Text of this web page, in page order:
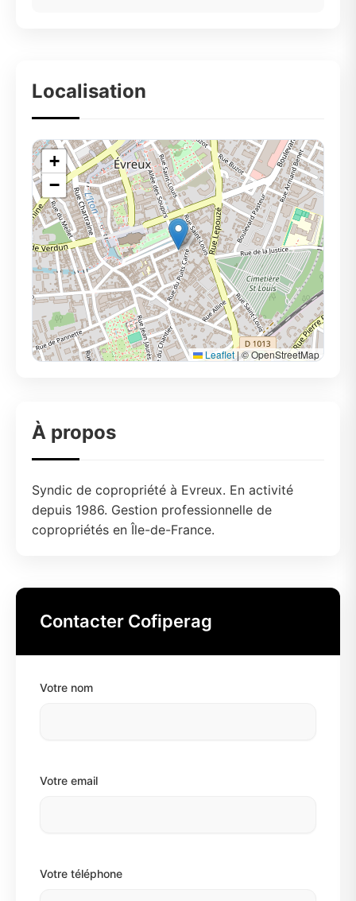
Localisation
+
−
Leaflet |© OpenStreetMap
À propos
Syndic de copropriété à Evreux. En activité
depuis 1986. Gestion professionnelle de
copropriétés en Île-de-France.
Contacter Cofiperag
Votre nom
Votre email
Votre téléphone